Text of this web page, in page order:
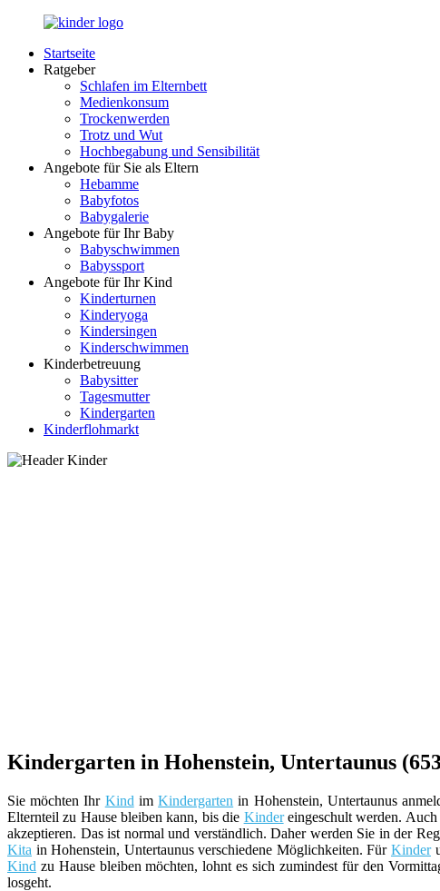
Zurück
Inhalt
LuckyKids.de
Das
Nachwuchs
Startseite
Ratgeber
Schlafen im Elternbett
Medienkonsum
Trockenwerden
Trotz und Wut
Hochbegabung und Sensibilität
Angebote für Sie als Eltern
Hebamme
Babyfotos
Babygalerie
Angebote für Ihr Baby
Babyschwimmen
Babyssport
Angebote für Ihr Kind
Kinderturnen
Kinderyoga
Kindersingen
Kinderschwimmen
Kinderbetreuung
Babysitter
Tagesmutter
Kindergarten
Kinderflohmarkt
Kindergarten in Hohenstein, Untertaunus
Sie möchten Ihr Kind imKindergarten in Hohenstein, Untertaunus
Elternteil zu Hause bleiben kann, bis die Kindereingeschult werden.
akzeptieren. Das ist normal und verständlich. Daher werden Sie in der
Kita in Hohenstein, Untertaunus verschiedene Möglichkeiten. Für Kinder
Kind zu Hause bleiben möchten, lohnt es sich zumindest für den
losgeht.